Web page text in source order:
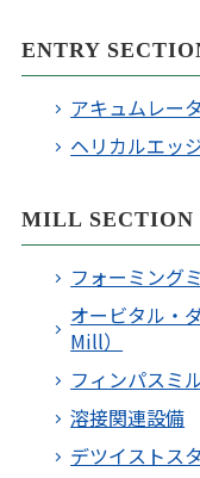
ENTRY
アキュムレータ
ヘリカルエッ
MILL SECTION
フォーミング
オービタル・
Mill）
フィンパスミ
溶接関連設備
デツイストス